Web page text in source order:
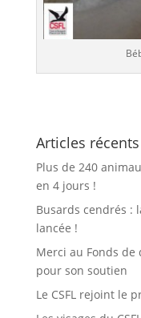
Articles récents
Plus de 240
en 4 jours !
Busards cendrés :
lancée !
Merci au Fonds de
pour son soutien
Le CSFL rejoint le